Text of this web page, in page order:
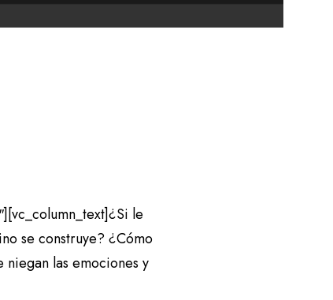
le
se construye? ¿Cómo
las emociones y